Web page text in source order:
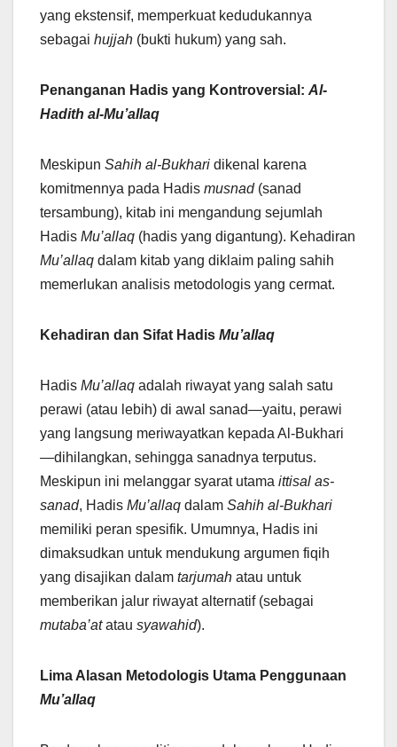
yang ekstensif, memperkuat kedudukannya
sebagai hujjah (bukti hukum) yang sah.
Penanganan Hadis yang Kontroversial: Al-
Hadith al-Mu’allaq
Meskipun Sahih al-Bukhari dikenal karena
komitmennya pada Hadis musnad(sanad
tersambung), kitab ini mengandung sejumlah
Hadis Mu’allaq (hadis yang digantung). Kehadiran
Mu’allaq dalam kitab yang diklaim paling sahih
memerlukan analisis metodologis yang cermat.
Kehadiran dan Sifat Hadis Mu’allaq
Hadis Mu’allaq adalah riwayat yang salah satu
perawi (atau lebih) di awal sanad—yaitu, perawi
yang langsung meriwayatkan kepada Al-Bukhari
—dihilangkan, sehingga sanadnya terputus.
Meskipun ini melanggar syarat utama ittisal as-
sanad, Hadis Mu’allaq dalam Sahih al-Bukhari
memiliki peran spesifik. Umumnya, Hadis ini
dimaksudkan untuk mendukung argumen fiqih
yang disajikan dalam tarjumah atau untuk
memberikan jalur riwayat alternatif (sebagai
mutaba’atatau syawahid).
Lima Alasan Metodologis Utama Penggunaan
Mu’allaq